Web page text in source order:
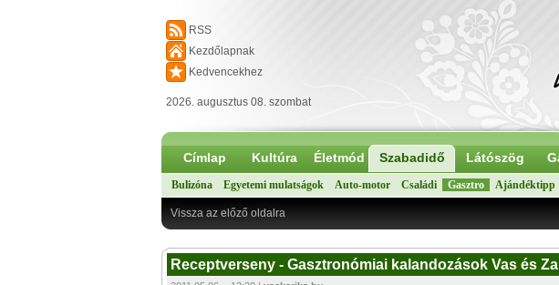
RSS
Kezdőlapnak
Kedvencekhez
2026. augusztus 08. szombat
Címlap Kultúra Életmód Szabadidő Látószög
Bulizóna Egyetemi mulatságok Auto-motor Családi Gasztro Ajándéktipp
Vissza az előző oldalra
Receptverseny - Gasztronómiai kalandozások Vas és